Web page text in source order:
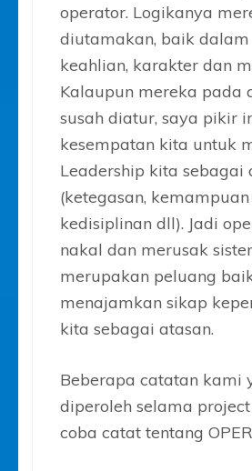
operator. Logikanya
diutamakan, baik dalam
keahlian, karakter dan
Kalaupun mereka pada
susah diatur, saya pikir
kesempatan kita untuk
Leadership kita sebagai
(ketegasan,
kedisiplinan dll). Jadi
nakal dan merusak
merupakan peluang
menajamkan sikap
kita sebagai atasan.
Beberapa catatan kami
diperoleh selama
coba catat tentang